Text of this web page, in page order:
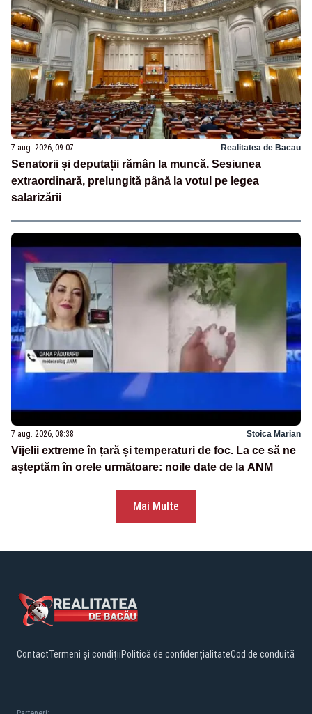
7 aug. 2026, 09:07 Realitatea de Bacau
Senatorii și deputații rămân la muncă. Sesiunea
extraordinară, prelungită până la votul pe legea
salarizării
7 aug. 2026, 08:38 Stoica Marian
Vijelii extreme în țară și temperaturi de foc. La ce să ne
așteptăm în orele următoare: noile date de la ANM
Mai Multe
ContactTermeni și condițiiPolitică de confidențialitateCod de conduită